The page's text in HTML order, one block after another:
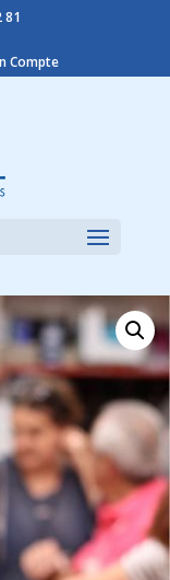
81
Compte